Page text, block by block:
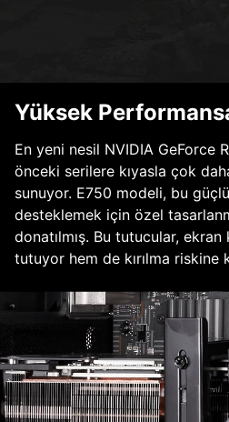
Yüksek
En yeni nesil NVIDIA GeForce
önceki serilere kıyasla çok
sunuyor. E750 modeli, bu
desteklemek için özel
donatılmış. Bu tutucular, ekran
tutuyor hem de kırılma riskine